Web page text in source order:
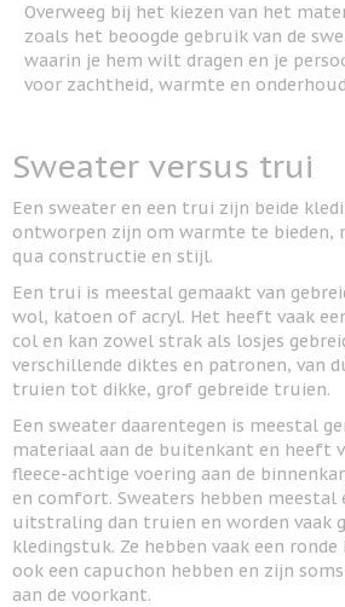
Overweeg bij het kiezen van het
zoals het beoogde gebruik van de
waarin je hem wilt dragen en je
voor zachtheid, warmte en
Sweater versus trui
Een sweater en een trui zijn beide
ontworpen zijn om warmte te bieden,
qua constructie en stijl.
Een trui is meestal gemaakt van
wol, katoen of acryl. Het heeft vaak
col en kan zowel strak als losjes
verschillende diktes en patronen, van
truien tot dikke, grof gebreide truien.
Een sweater daarentegen is meestal
materiaal aan de buitenkant en heeft
fleece-achtige voering aan de
en comfort. Sweaters hebben meestal
uitstraling dan truien en worden vaak
kledingstuk. Ze hebben vaak een
ook een capuchon hebben en zijn
aan de voorkant.